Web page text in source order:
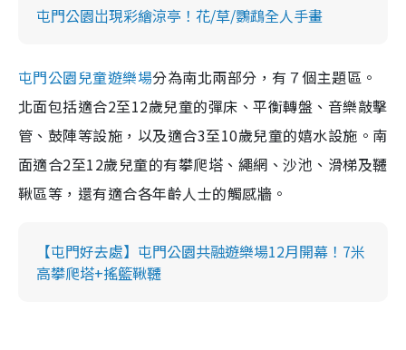
屯門公園岀現彩繪涼亭！花/草/鸚鵡全人手畫
屯門公園兒童遊樂場分為南北兩部分，有７個主題區。
北面包括適合2至12歲兒童的彈床、平衡轉盤、音樂敲擊
管、鼓陣等設施，以及適合3至10歲兒童的嬉水設施。南
面適合2至12歲兒童的有攀爬塔、繩網、沙池、滑梯及韆
鞦區等，還有適合各年齡人士的觸感牆。
【屯門好去處】屯門公園共融遊樂場12月開幕！7米
高攀爬塔+搖籃鞦韆